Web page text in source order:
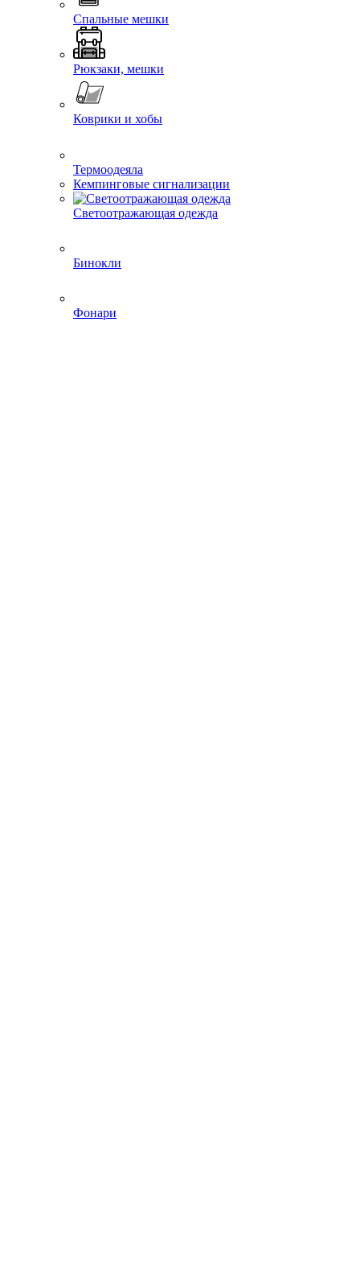
Спальные мешки
Рюкзаки, мешки
Коврики и хобы
Термоодеяла
Кемпинговые сигнализации
Светоотражающая одежда
Бинокли
Фонари